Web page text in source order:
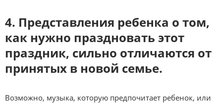
4. Представления ребенка о том,
как нужно праздновать этот
праздник, сильно отличаются от
принятых в новой семье.
Возможно, музыка, которую предпочитает ребенок, или